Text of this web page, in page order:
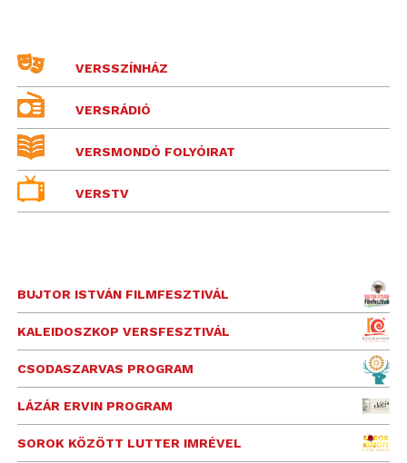
VERSSZÍNHÁZ
VERSRÁDIÓ
VERSMONDÓ FOLYÓIRAT
VERSTV
BUJTOR ISTVÁN FILMFESZTIVÁL
KALEIDOSZKOP VERSFESZTIVÁL
CSODASZARVAS PROGRAM
LÁZÁR ERVIN PROGRAM
SOROK KÖZÖTT LUTTER IMRÉVEL